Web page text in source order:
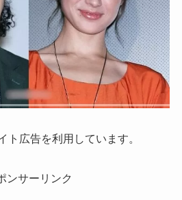
ト広告を利用しています。
ンサーリンク